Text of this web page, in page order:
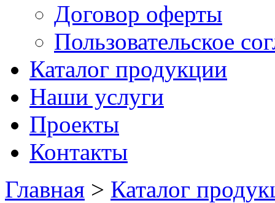
Договор оферты
Пользовательское
Каталог продукции
Наши услуги
Проекты
Контакты
Главная > Каталог